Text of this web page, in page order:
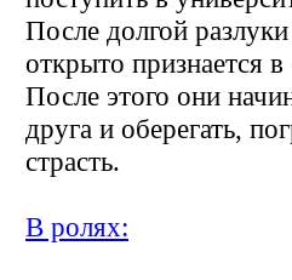
После долгой
открыто признается
После этого они
друга и оберегать,
страсть.
В ролях: